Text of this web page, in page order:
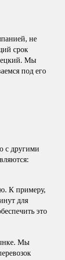
не
срок
Мы
под его
с другими
К примеру,
для
это
Мы